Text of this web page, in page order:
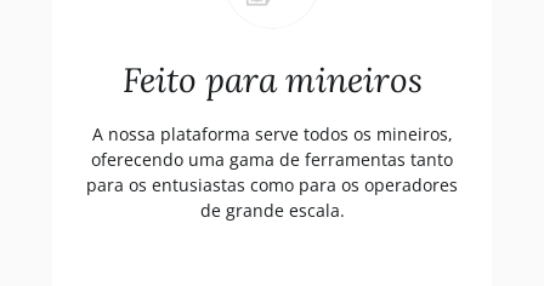
Feito para mineiros
A nossa plataforma serve todos os mineiros,
oferecendo uma gama de ferramentas tanto
para os entusiastas como para os operadores
de grande escala.